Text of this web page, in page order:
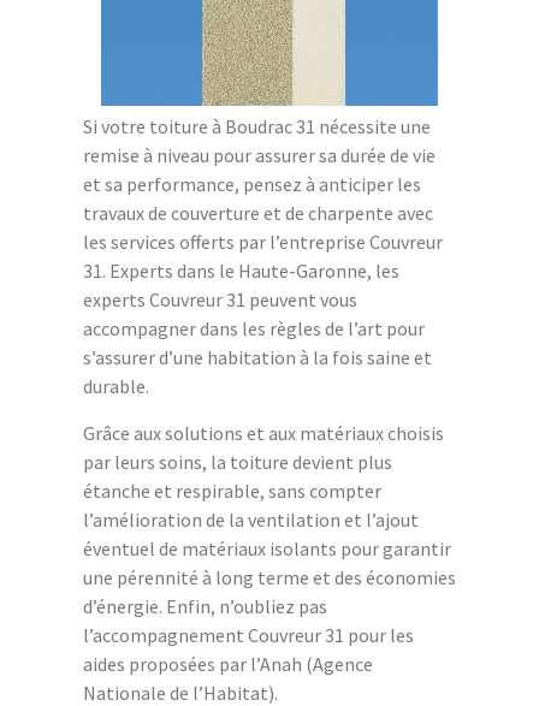
Si votre toiture à Boudrac 31 nécessite une
remise à niveau pour assurer sa durée de vie
et sa performance, pensez à anticiper les
travaux de couverture et de charpente avec
les services offerts par l’entreprise Couvreur
31. Experts dans le Haute-Garonne, les
experts Couvreur 31 peuvent vous
accompagner dans les règles de l’art pour
s’assurer d’une habitation à la fois saine et
durable.
Grâce aux solutions et aux matériaux choisis
par leurs soins, la toiture devient plus
étanche et respirable, sans compter
l’amélioration de la ventilation et l’ajout
éventuel de matériaux isolants pour garantir
une pérennité à long terme et des économies
d’énergie. Enfin, n’oubliez pas
l’accompagnement Couvreur 31 pour les
aides proposées par l’Anah (Agence
Nationale de l’Habitat).